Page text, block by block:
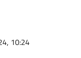
10:24